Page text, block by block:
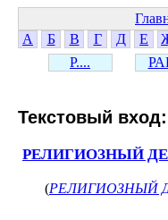
А
Б В Г Д Е
Р....
Текстовый вход:
РЕЛИГИОЗНЫЙ
(РЕЛИГИОЗНЫЙ